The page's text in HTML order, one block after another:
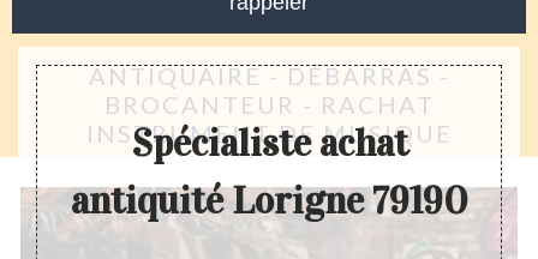
ANTIQUAIRE - DÉBARRAS -
BROCANTEUR - RACHAT
INSTRUMENT DE MUSIQUE
Spécialiste achat
antiquité Lorigne 79190